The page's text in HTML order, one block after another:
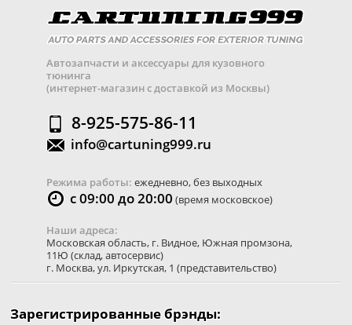
Автозапчасти и аксессуары для кузовного
тюнинга
(интернет-магазин с доставкой из Москвы)
8-925-575-86-11
info@cartuning999.ru
Режима работы: ежедневно, без выходных
с 09:00 до 20:00 (время московское)
Наши адреса:
Московская область, г. Видное, Южная промзона,
11Ю (склад, автосервис)
г. Москва,ул. Иркутская, 1 (представительство)
Зарегистрированные брэнды: